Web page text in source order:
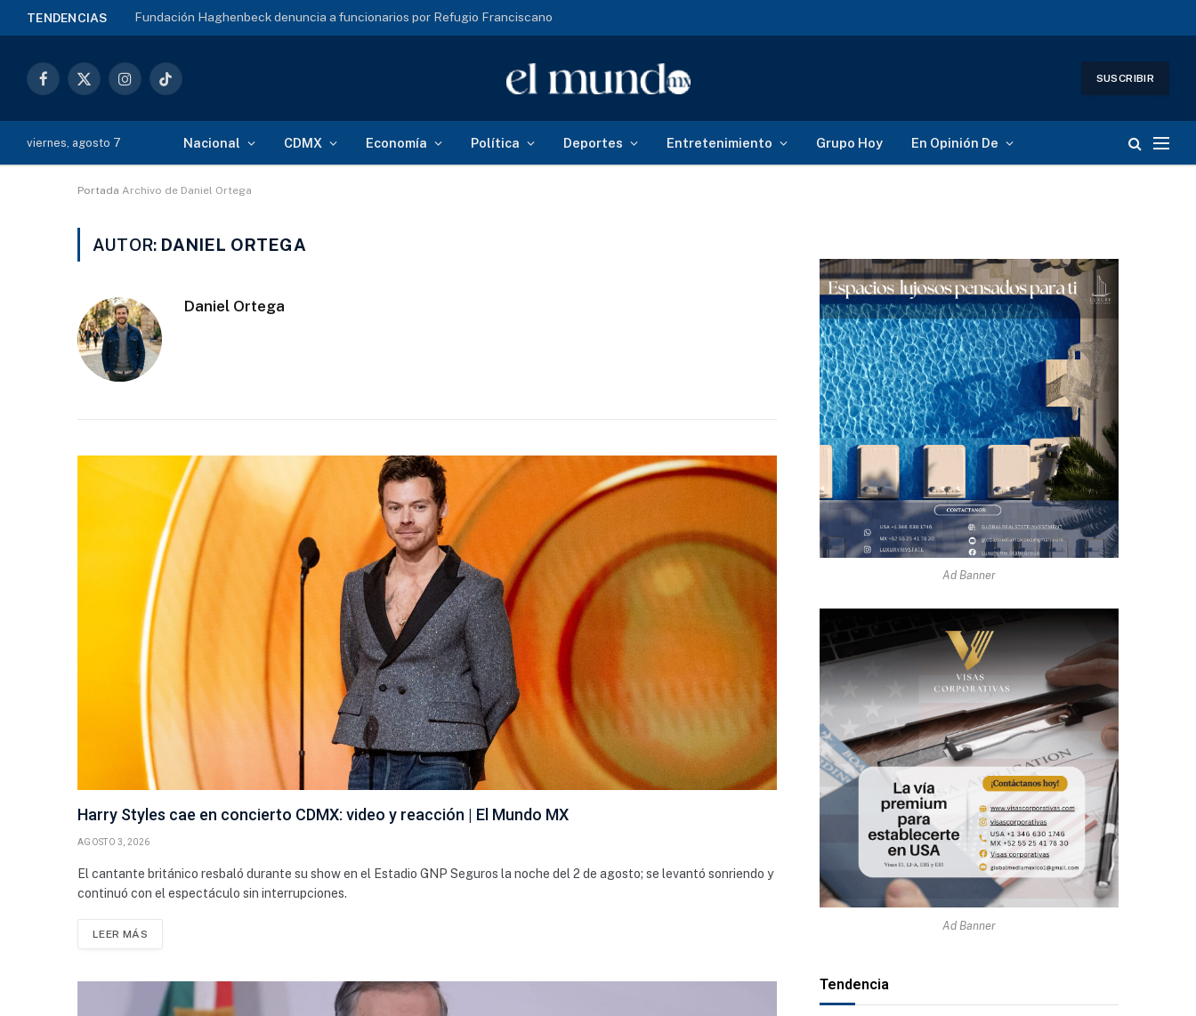
TENDENCIAS Fundación Haghenbeck denuncia a funcionarios por Refugio Franciscano
Facebook
X
InstagramTikTok
SUSCRIBIR
viernes, agosto 7 Nacional CDMX Economía Política Deportes Entretenimiento Grupo Hoy En Opinión De
Portada Archivo de Daniel Ortega
AUTOR: DANIEL ORTEGA
Daniel Ortega
Harry Styles cae en concierto CDMX: video y reacción | El Mundo MX
AGOSTO 3, 2026
El cantante británico resbaló durante su show en el Estadio GNP Seguros la noche del 2 de agosto; se levantó sonriendo y
continuó con el espectáculo sin interrupciones.
LEER MÁS
Ad Banner
Ad Banner
Tendencia